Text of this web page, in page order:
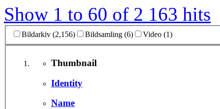
Show 1 to 60 of 2 163 hits
Bildarkiv (2,156) Bildsamling (6) Video (1)
Thumbnail
Identity
Name